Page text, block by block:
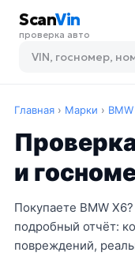
ScanVin
проверка авто
Главная › Марки › BMW
и
Покупаете BMW
подробный отчёт:
повреждений,